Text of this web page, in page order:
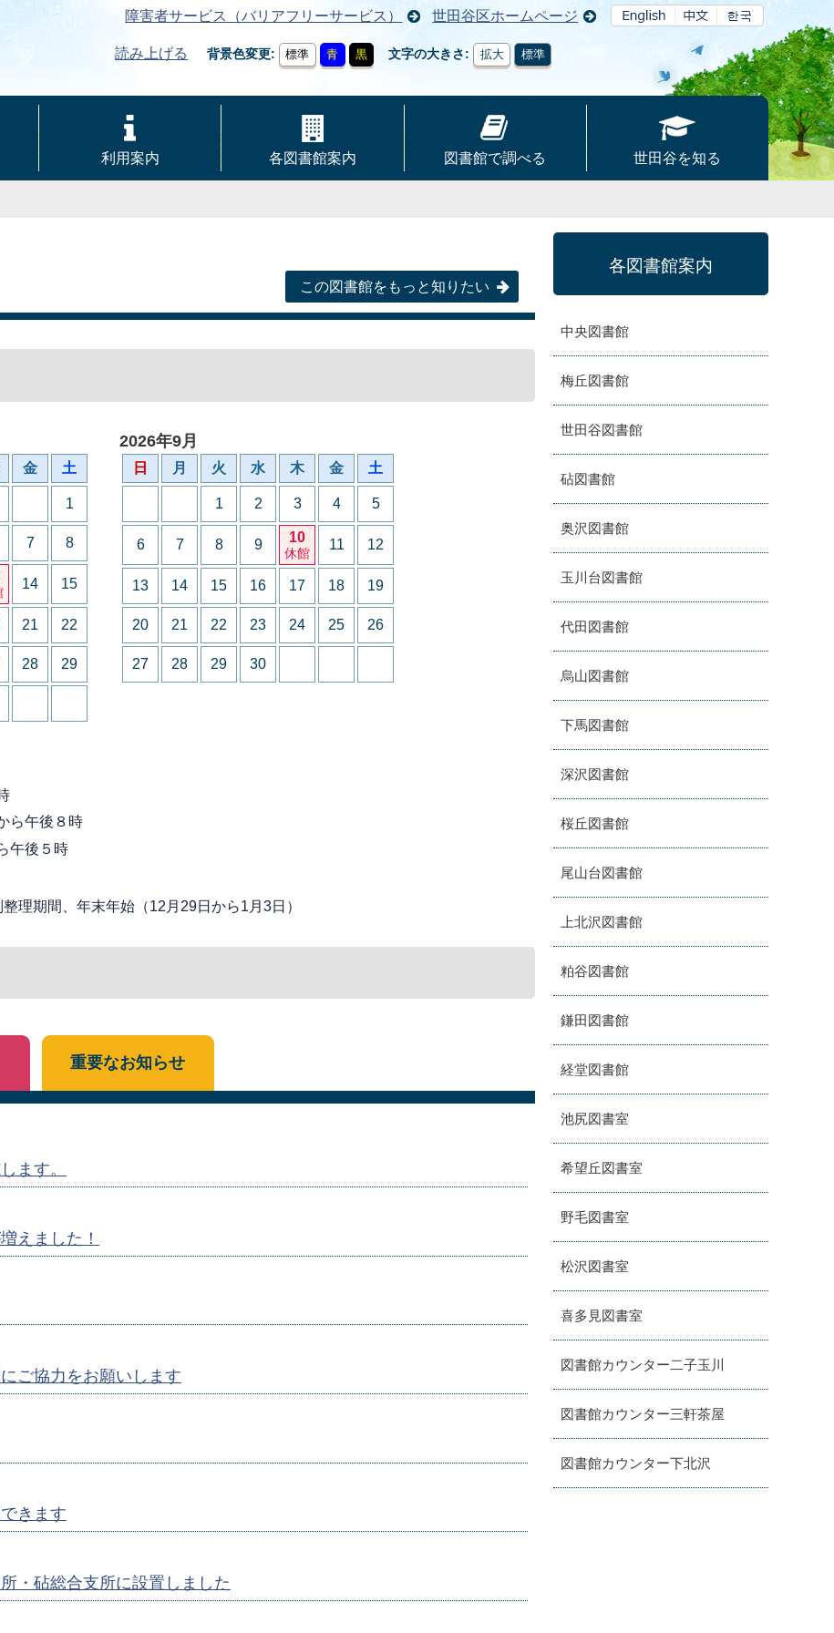
障害者サービス（バリアフリーサービス） 世田谷区ホームページ
読み上げる 背景色変更 標準 青 黒 文字の大きさ 拡大 標準
利用案内 各図書館案内 図書館で調べる 世田谷を知る
この図書館をもっと知りたい
金 土
1
7 8
14 15
21 22
28 29
2026年9月
日 月 火 水 木 金 土
1 2 3 4 5
6 7 8 9 10
休館
11 12
13 14 15 16 17 18 19
20 21 22 23 24 25 26
27 28 29 30
ら午後８時
午後５時
理期間、年末年始（12月29日から1月3日）
ます。
えました！
ご協力をお願いします
きます
・砧総合支所に設置しました
重要なお知らせ
各図書館案内
中央図書館
梅丘図書館
世田谷図書館
砧図書館
奥沢図書館
玉川台図書館
代田図書館
烏山図書館
下馬図書館
深沢図書館
桜丘図書館
尾山台図書館
上北沢図書館
粕谷図書館
鎌田図書館
経堂図書館
池尻図書室
希望丘図書室
野毛図書室
松沢図書室
喜多見図書室
図書館カウンター二子玉川
図書館カウンター三軒茶屋
図書館カウンター下北沢